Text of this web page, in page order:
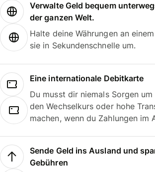
Verwalte Geld bequem
der ganzen Welt.
Halte deine Währungen an
sie in Sekundenschnelle um.
Eine internationale Debitkarte
Du musst dir niemals Sorgen
den Wechselkurs oder hohe
machen, wenn du Zahlungen im
Sende Geld ins Ausland und
Gebühren